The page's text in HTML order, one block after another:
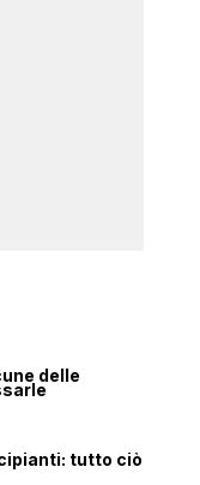
delle
tutto ciò